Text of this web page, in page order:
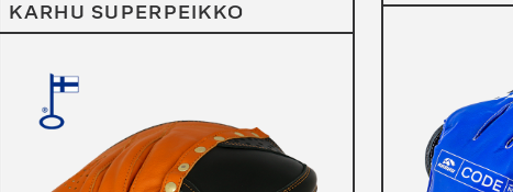
KARHU SUPERPEIKKO